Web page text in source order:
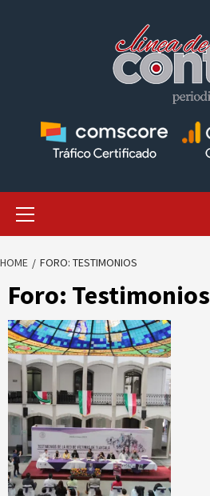
HOME FORO: TESTIMONIOS
Foro: Testimonios